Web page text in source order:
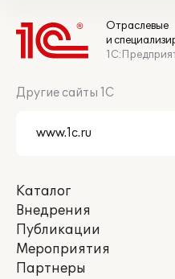
Отраслевые
и
Другие сайты 1С
Каталог
Внедрения
Публикации
Мероприятия
Партнеры